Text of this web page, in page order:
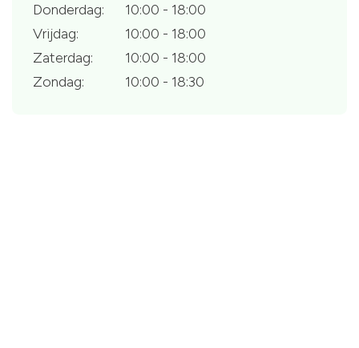
Donderdag:
10:00 - 18:00
Vrijdag:
10:00 - 18:00
Zaterdag:
10:00 - 18:00
Zondag:
10:00 - 18:30